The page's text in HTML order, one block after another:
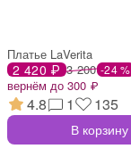
Платье LaVerita
2 420 ₽ 3 200 -24 %
вернём до 300 ₽
4.8 1 135
В корзину